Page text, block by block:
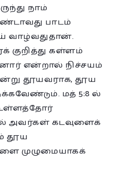
நாம்
பாடம்
வாழ்வதுதான்.
கள்ளம்
என்றால் நிச்சயம்
தூயவராக, தூய
மத் 5:8 ல்
உள்ளத்தோர்
அவர்கள் கடவுளைக்
தூய
முழுமையாகக்